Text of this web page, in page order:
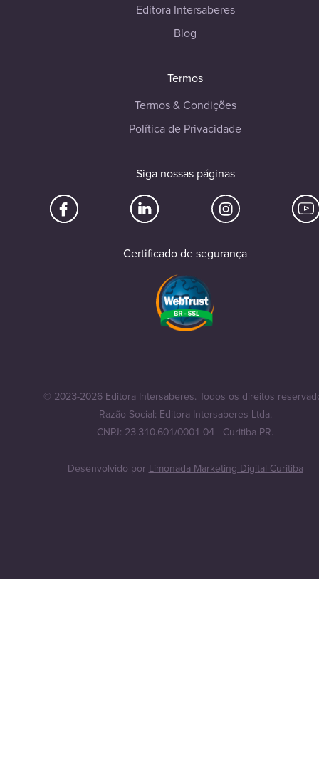
Editora Intersaberes
Blog
Termos
Termos & Condições
Política de Privacidade
Siga nossas páginas
Certificado de segurança
© 2023-2026 Editora Intersaberes. Todos os direitos
Razão Social: Editora Intersaberes Ltda.
CNPJ: 23.310.601/0001-04 - Curitiba-PR.
Desenvolvido por Limonada Marketing Digital Curitiba